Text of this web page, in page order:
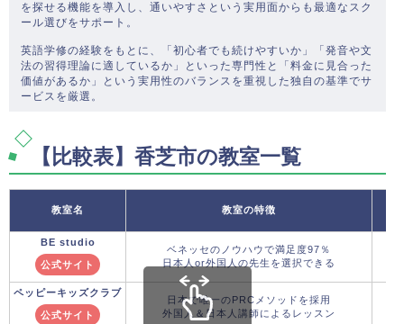
を探せる機能を導入し、通いやすさという実用面からも最適なスク
ール選びをサポート。
英語学修の経験をもとに、「初心者でも続けやすいか」「発音や文
法の習得理論に適しているか」といった専門性と「料金に見合った
価値があるか」という実用性のバランスを重視した独自の基準でサ
ービスを厳選。
【比較表】香芝市の教室一覧
教室名 教室の特徴
BE studio
公式サイト
ベネッセのノウハウで満足度97％
日本人or外国人の先生を選択できる
ペッピーキッズクラブ
公式サイト
日本で唯一のPRCメソッドを採用
外国人＆日本人講師によるレッスン